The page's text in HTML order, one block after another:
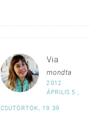
Via
mondta
2012.
ÁPRILIS 5.,
CSÜTÖRTÖK, 19:39